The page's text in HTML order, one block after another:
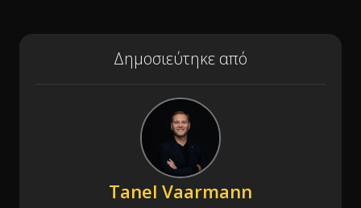
Δημοσιεύτηκε από
Tanel Vaarmann